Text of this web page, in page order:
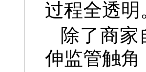
过程全透明
除了商
伸监管触